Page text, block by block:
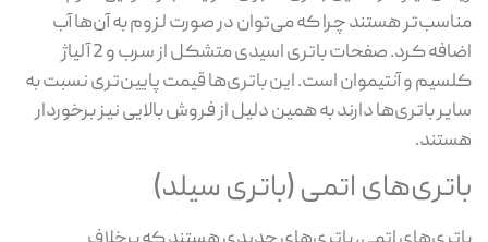
مناسب‌تر هستند چرا که می‌توان در صورت لزوم به آن‌ها آب
اضافه کرد. صفحات باتری اسیدی متشکل از سرب و 2 آلیاژ
کلسیم و آنتیموان است. این باتری‌ها قیمت پایین‌تری نسبت به
سایر باتری‌ها دارند به همین دلیل از فروش بالایی نیز برخوردار
هستند.
باتری‌های اتمی (باتری سیلد)